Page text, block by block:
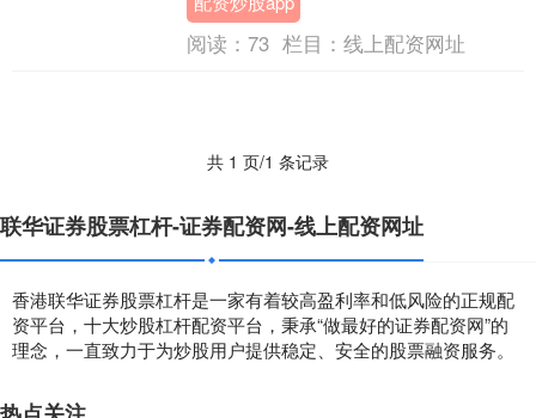
阅读： 73 栏目： 线上配资网址
共 1 页/1 条记录
联华证券股票杠杆-证券配资网-线上配资网址
香港联华证券股票杠杆是一家有着较高盈利率和低风险的正规配
资平台，十大炒股杠杆配资平台，秉承“做最好的证券配资网”的
理念，一直致力于为炒股用户提供稳定、安全的股票融资服务。